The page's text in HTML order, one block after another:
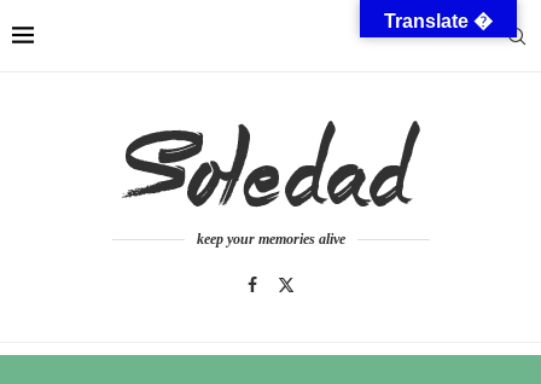
keep your memories alive
Translate �